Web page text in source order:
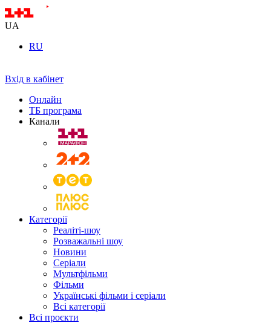
UA
RU
Вхід в кабінет
Онлайн
ТБ програма
Канали
Категорії
Реаліті-шоу
Розважальні шоу
Новини
Серіали
Мультфільми
Фільми
Українські фільми і серіали
Всі категорії
Всі проєкти